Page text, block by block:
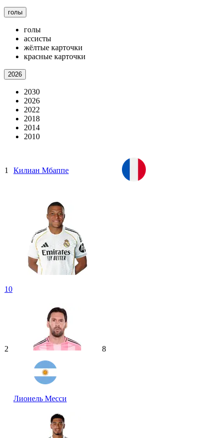
голы
голы
ассисты
жёлтые карточки
красные карточки
2026
2030
2026
2022
2018
2014
2010
1 Килиан Мбаппе
10
2
Лионель Месси
8